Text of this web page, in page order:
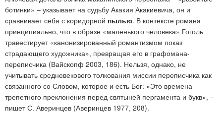
ботинки» – указывает на судьбу Акакия Акакиевича, он и
сравнивает себя с коридорной пылью. В контексте романа
принципиально, что в образе «маленького человека» Гоголь
травестирует «канонизированный романтизмом показ
страдающего художника», превращая его в графомана-
переписчика (Вайскопф 2003, 186). Нельзя, однако, не
учитывать средневекового толкования миссии переписчика как
связанного со Словом, которое и есть Бог: «Это времена
трепетного преклонения перед святыней пергамента и букв», –
пишет С. Аверинцев (Аверинцев 1977, 208).